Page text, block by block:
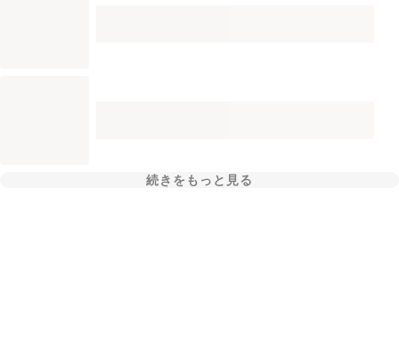
続きをもっと見る